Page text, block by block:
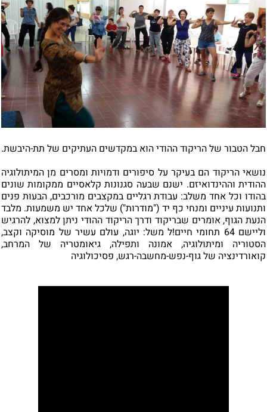
חבל הטבור של הריקוד ההודי הוא במקדשים העתיקים של תת-היבשת.
נושאי הריקוד הם בעיקר על סיפורים ודמויות ומסרים מן המיתולוגיה
ההודית וההינדואיזם. ישנם שבעה סגנונות קלאסיים ממקומות שונים
בהודו וכל אחד משלב: עבודת רגליים במקצבים מורכבים, הבעות פנים
ותנועות עיניים ומנחי כף יד ("מודרות") שלכל אחד יש משמעות. מלבד
הנעת הגוף, אומרים שבריקוד ודרך הריקוד ההודי ניתן למצוא, להרגיש
וליישם 64 תחומי חיים!ל משל: יוגה, עולם עשיר של מוסיקה וקצב,
הסטוריה ומיתולוגיה, אמונה ותפילה, גיאומטריה של המרחב,
קואורדינציה של גוף-נפש-מחשבה-רגש, פסיכולוגיה